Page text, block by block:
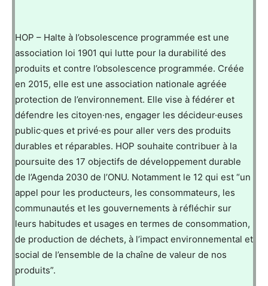
HOP – Halte à l’obsolescence programmée est une
association loi 1901 qui lutte pour la durabilité des
produits et contre l’obsolescence programmée. Créée
en 2015, elle est une association nationale agréée
protection de l’environnement. Elle vise à fédérer et
défendre les citoyen·nes, engager les décideur·euses
public·ques et privé·es pour aller vers des produits
durables et réparables. HOP souhaite contribuer à la
poursuite des 17 objectifs de développement durable
de l’Agenda 2030 de l’ONU. Notamment le 12 qui est “un
appel pour les producteurs, les consommateurs, les
communautés et les gouvernements à réfléchir sur
leurs habitudes et usages en termes de consommation,
de production de déchets, à l’impact environnemental et
social de l’ensemble de la chaîne de valeur de nos
produits”.